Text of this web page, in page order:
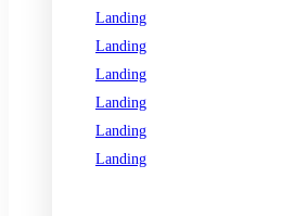
Landing
Landing
Landing
Landing
Landing
Landing